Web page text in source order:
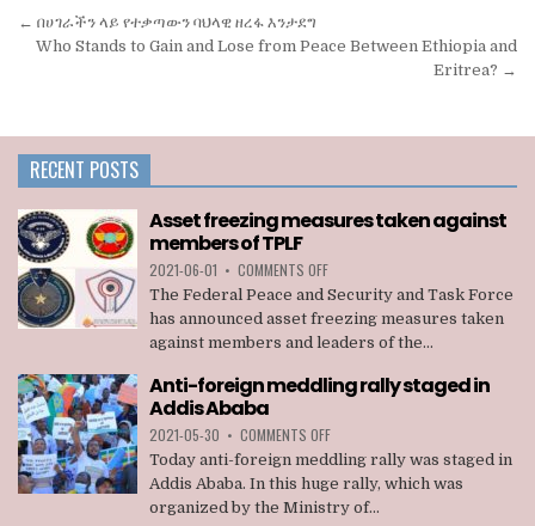
Post
navigation
← በሀገራችን ላይ የተቃጣውን ባህላዊ ዘረፋ እንታደግ
Who Stands to Gain and Lose from Peace Between Ethiopia and
Eritrea? →
RECENT POSTS
Asset freezing measures taken against
members of TPLF
2021-06-01 • COMMENTS OFFON
ASSET
FREEZING
MEASURES
TAKEN
MEMBERS
TPLF
The Federal Peace and Security and Task Force
has announced asset freezing measures taken
against members and leaders of the...
Anti-foreign meddling rally staged in
Addis Ababa
2021-05-30 • COMMENTS OFFON
ANTI-
FOREIGN
MEDDLING
RALLY
Today anti-foreign meddling rally was staged in
Addis Ababa. In this huge rally, which was
organized by the Ministry of...